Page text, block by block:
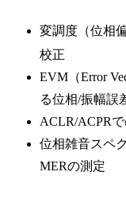
変調度（位相
校正
EVM（Error
る位相/振幅誤
ACLR/ACPR
位相雑音スペ
MERの測定